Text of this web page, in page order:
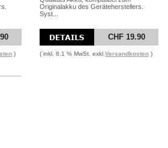
)
Originalakku des Geräteherstellers.
Syst...
CHF 19.90
( inkl. 8.1 % MwSt. exkl. Versandkosten )